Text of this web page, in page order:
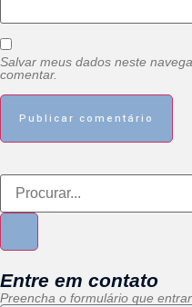
Salvar meus dados neste
comentar.
Entre em contato
Preencha o formulário que